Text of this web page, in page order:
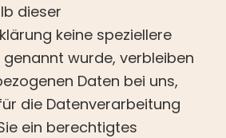
dieser
keine speziellere
wurde, verbleiben
Daten bei uns,
die Datenverarbeitung
ein berechtigtes